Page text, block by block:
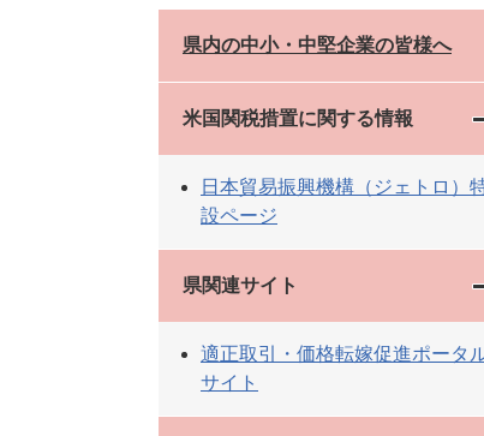
県内の中小・中堅企業の皆様へ
米国関税措置に関する情報
日本貿易振興機構（ジェトロ）
設ページ
県関連サイト
適正取引・価格転嫁促進ポータ
サイト